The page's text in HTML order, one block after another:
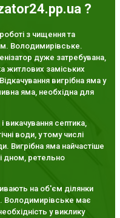
?
з чищення та
м. Володимирівське.
дуже затребувана,
житлових заміських
вигрібна яма у
яма, необхідна для
викачування септика,
води, у тому числі
Вигрібна яма найчастіше
дном, ретельно
на об'єм ділянки
Володимирівське має
у виклику